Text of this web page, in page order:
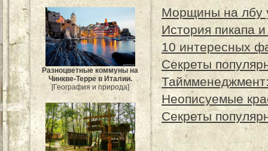
Разноцветные коммуны на
Чинкве-Терре в Италии.
[География и природа]
Морщины на лбу
История пикапа
10 интересных
Секреты
Неописуемые
Секреты